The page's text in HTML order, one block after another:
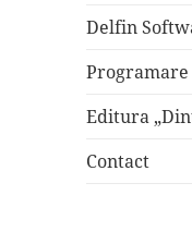
Delfin
Editura
Contact